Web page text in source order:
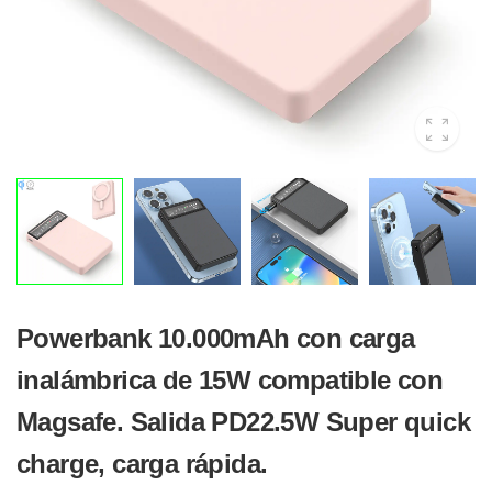
Powerbank 10.000mAh con carga
inalámbrica de 15W compatible con
Magsafe. Salida PD22.5W Super quick
charge, carga rápida.